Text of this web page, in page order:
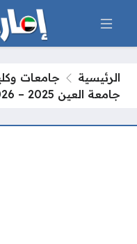
الرئيسية جامعات
جامعة العين 2025 – 2026